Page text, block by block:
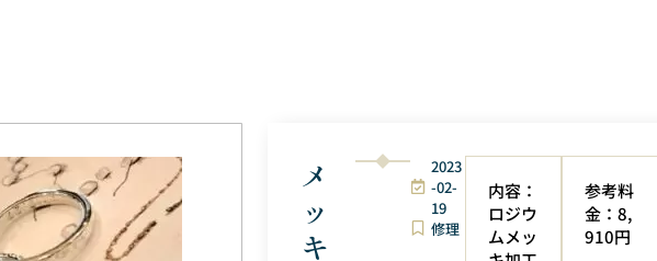
メ
ッ
キ
2023
-02-
19
修理
内容：
ロジウ
ムメッ
参考料
金：8,
910円